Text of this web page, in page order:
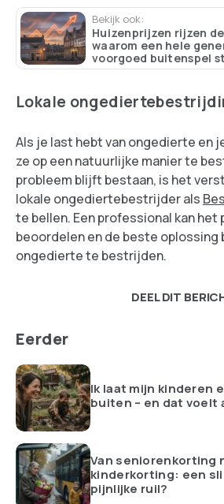
Bekijk ook:
Huizenprijzen rijzen
waarom een hele
voorgoed buitenspel
Lokale
Als je last hebt van ongedierte en
ze op een natuurlijke manier te
probleem blijft bestaan, is het
lokale ongediertebestrijder als
te bellen. Een professional kan het
beoordelen en de beste oplossing
ongedierte te bestrijden.
DEEL DIT
Eerder
Ik laat mijn kinderen
buiten – en dat voelt
Van seniorenkorting
kinderkorting: een
pijnlijke ruil?